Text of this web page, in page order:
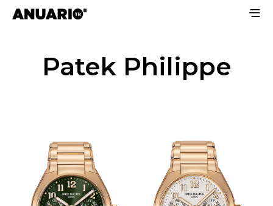
Patek Philippe